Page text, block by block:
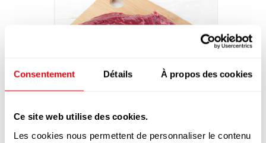
Consentement Détails À propos des cookies
Ce site web utilise des cookies.
Les cookies nous permettent de personnaliser le contenu